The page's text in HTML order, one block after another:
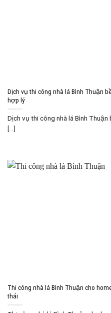
Dịch vụ thi công nhà lá Bình Thuận
hợp lý
Dịch vụ thi công nhà lá Bình
[...]
Thi công nhà lá Bình Thuận cho
thái